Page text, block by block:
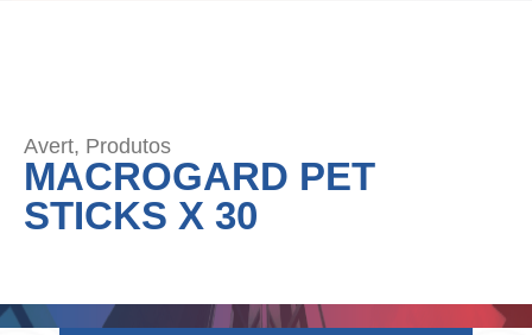
Avert, Produtos
MACROGARD PET
STICKS X 30